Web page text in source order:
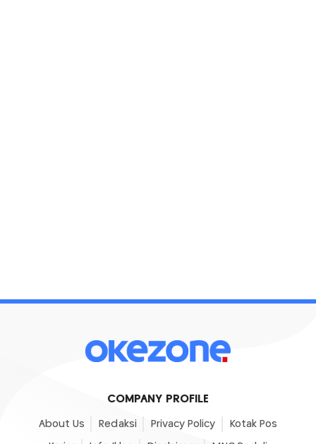
COMPANY PROFILE
About Us Redaksi Privacy Policy Kotak Pos